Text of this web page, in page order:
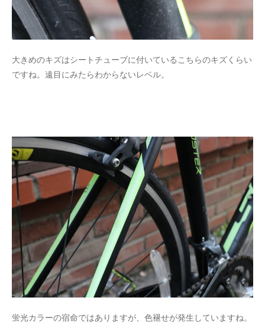
大きめのキズはシートチューブに付いているこちらのキズくらい
ですね。遠目にみたらわからないレベル。
蛍光カラーの宿命ではありますが、色褪せが発生していますね。